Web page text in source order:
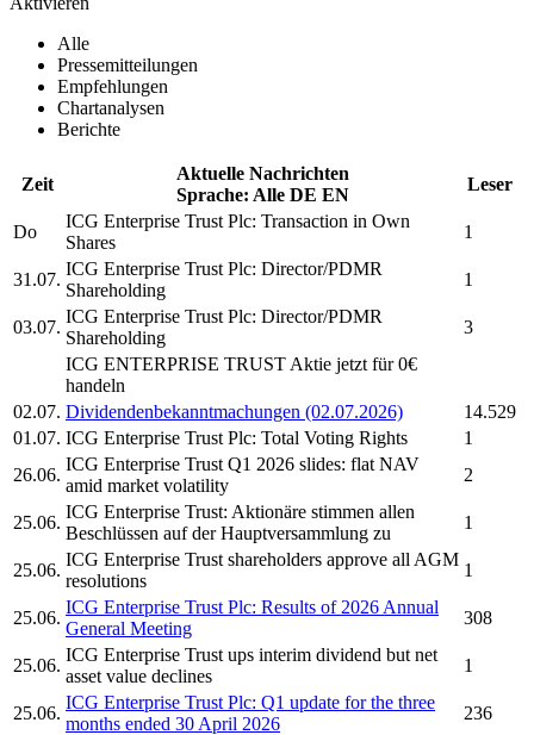
Alle
Pressemitteilungen
Empfehlungen
Chartanalysen
Berichte
Zeit
Aktuelle Nachrichten
Sprache: Alle DE EN
Leser
Do
ICG Enterprise Trust Plc: Transaction in Own
Shares
1
31.07.
ICG Enterprise Trust Plc: Director/PDMR
Shareholding
1
03.07.
ICG Enterprise Trust Plc: Director/PDMR
Shareholding
3
ICG ENTERPRISE TRUST Aktie jetzt für 0€
handeln
02.07. Dividendenbekanntmachungen (02.07.2026)
14.529
01.07. ICG Enterprise Trust Plc: Total Voting Rights
1
26.06.
ICG Enterprise Trust Q1 2026 slides: flat NAV
amid market volatility
2
25.06.
ICG Enterprise Trust: Aktionäre stimmen allen
Beschlüssen auf der Hauptversammlung zu
1
25.06.
ICG Enterprise Trust shareholders approve all AGM
resolutions
1
25.06.
ICG Enterprise Trust Plc: Results of 2026 Annual
General Meeting
308
25.06.
ICG Enterprise Trust ups interim dividend but net
asset value declines
1
25.06.
ICG Enterprise Trust Plc: Q1 update for the three
months ended 30 April 2026
236